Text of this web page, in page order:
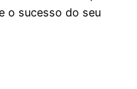
o sucesso do seu